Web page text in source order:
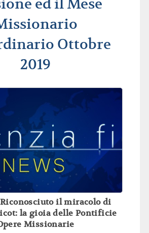
ed il Mese
Ottobre
2019
il miracolo di
la gioia delle Pontificie
Missionarie